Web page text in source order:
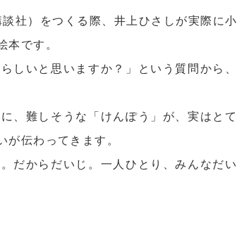
社）をつくる際、井上ひさしが実際に小
です。
しいと思いますか？」という質問から、
、難しそうな「けんぽう」が、実はとて
伝わってきます。
だからだいじ。一人ひとり、みんなだい